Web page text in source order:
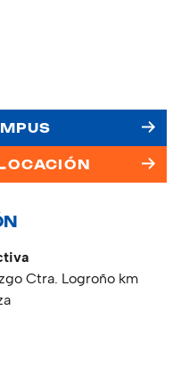
Ctra. Logroño km